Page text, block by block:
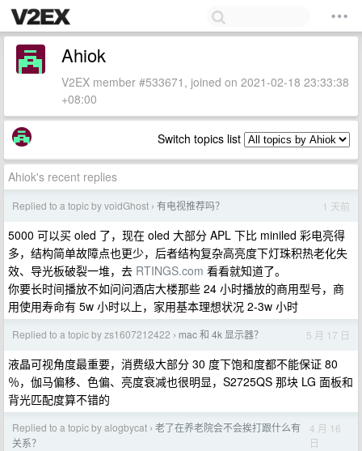
Ahiok
V2EX member #533671, joined on 2021-02-18 23:33:38
+08:00
Switch topics list
Ahiok's recent replies
Replied to a topic by voidGhost › 有电视推荐吗？ 1 天前
5000 可以买 oled 了，现在 oled 大部分 APL 下比 miniled 彩电亮得
多，结构简单故障点也更少，后者结构复杂高亮度下灯珠积热老化失
效、导光板破裂一堆，去 RTINGS.com 看看就知道了。
你要长时间播放不如问问酒店大楼那些 24 小时播放的商用型号，商
用使用寿命有 5w 小时以上，家用基本理想状况 2-3w 小时
Replied to a topic by zs1607212422 › mac 和 4k 显示器？ 5 月 17 日
液晶可视角度最重要，消费级大部分 30 度下饱和度都不能保证 80
％，伽马偏移、色偏、亮度衰减也很明显，S2725QS 那块 LG 面板和
背光匹配度算不错的
Replied to a topic by alogbycat › 老了在养老院会不会挨打跟什么有
关系？
4 月 16
日